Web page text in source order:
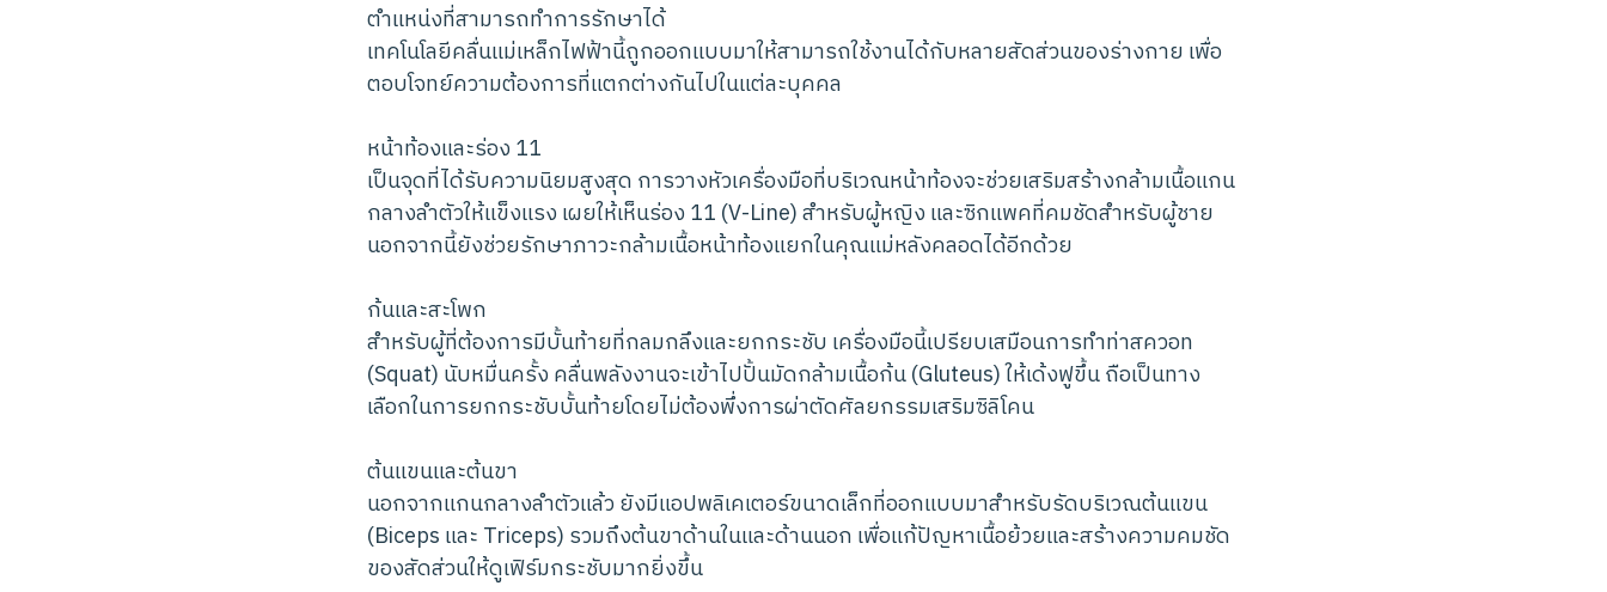
ตำแหน่งที่สามารถทำการรักษาได้
เทคโนโลยีคลื่นแม่เหล็กไฟฟ้านี้ถูกออกแบบมาให้สามารถใช้งานได้กับหลายสัดส่วนของร่างกาย เพื่อ
ตอบโจทย์ความต้องการที่แตกต่างกันไปในแต่ละบุคคล
หน้าท้องและร่อง 11
เป็นจุดที่ได้รับความนิยมสูงสุด การวางหัวเครื่องมือที่บริเวณหน้าท้องจะช่วยเสริมสร้างกล้ามเนื้อแกน
กลางลำตัวให้แข็งแรง เผยให้เห็นร่อง 11 (V-Line) สำหรับผู้หญิง และซิกแพคที่คมชัดสำหรับผู้ชาย
นอกจากนี้ยังช่วยรักษาภาวะกล้ามเนื้อหน้าท้องแยกในคุณแม่หลังคลอดได้อีกด้วย
ก้นและสะโพก
สำหรับผู้ที่ต้องการมีบั้นท้ายที่กลมกลึงและยกกระชับ เครื่องมือนี้เปรียบเสมือนการทำท่าสควอท
(Squat) นับหมื่นครั้ง คลื่นพลังงานจะเข้าไปปั้นมัดกล้ามเนื้อก้น (Gluteus) ให้เด้งฟูขึ้น ถือเป็นทาง
เลือกในการยกกระชับบั้นท้ายโดยไม่ต้องพึ่งการผ่าตัดศัลยกรรมเสริมซิลิโคน
ต้นแขนและต้นขา
นอกจากแกนกลางลำตัวแล้ว ยังมีแอปพลิเคเตอร์ขนาดเล็กที่ออกแบบมาสำหรับรัดบริเวณต้นแขน
(Biceps และ Triceps) รวมถึงต้นขาด้านในและด้านนอก เพื่อแก้ปัญหาเนื้อย้วยและสร้างความคมชัด
ของสัดส่วนให้ดูเฟิร์มกระชับมากยิ่งขึ้น